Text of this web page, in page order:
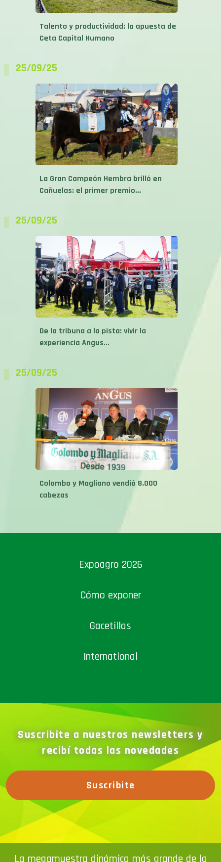
Talento y productividad: la apuesta de
Ceta Capital Humano
25/09/25
La Gran Campeón Hembra brilló en
Cañuelas: el primer premio...
25/09/25
De la tribuna a la pista: vivir la
experiencia Angus...
25/09/25
Colombo y Magliano vendió 8.000
cabezas
Expoagro 2026
Cómo exponer
Gacetillas
International
Suscribite a nuestros newsletters y
recibí todas las novedades
Suscribite
La megamuestra dinámica más grande de la